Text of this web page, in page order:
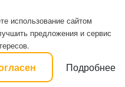
соглашение на
использование сайтом
предложения и сервис
Подробнее